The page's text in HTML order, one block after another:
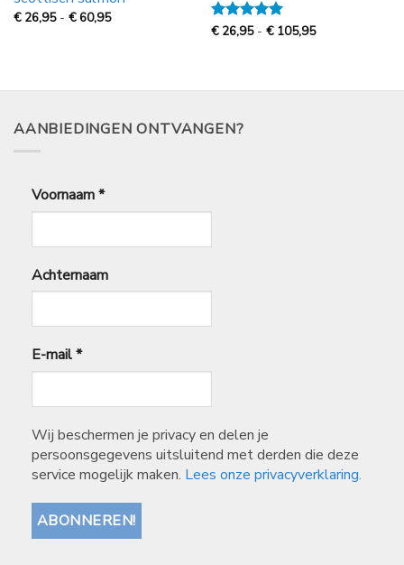
€ 26,95 - €60,95Prijsklasse:
Gewaardeerd
€ 26,95 - € 105,95Prijsklasse:
105,95
AANBIEDINGEN ONTVANGEN?
Voornaam*
Achternaam
E-mail*
Wij beschermen je privacy en delen je
persoonsgegevens uitsluitend met derden die deze
service mogelijk maken. Lees onze privacyverklaring.